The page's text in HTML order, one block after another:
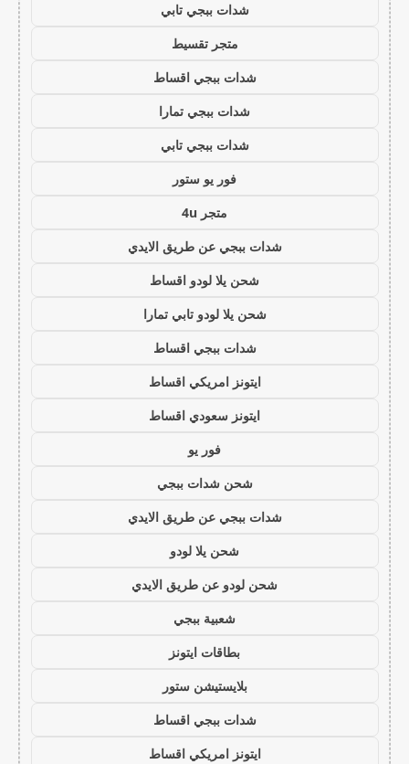
شدات ببجي تابي
متجر تقسيط
شدات ببجي اقساط
شدات ببجي تمارا
شدات ببجي تابي
فور يو ستور
متجر 4u
شدات ببجي عن طريق الايدي
شحن يلا لودو اقساط
شحن يلا لودو تابي تمارا
شدات ببجي اقساط
ايتونز امريكي اقساط
ايتونز سعودي اقساط
فور يو
شحن شدات ببجي
شدات ببجي عن طريق الايدي
شحن يلا لودو
شحن لودو عن طريق الايدي
شعبية ببجي
بطاقات ايتونز
بلايستيشن ستور
شدات ببجي اقساط
ايتونز امريكي اقساط